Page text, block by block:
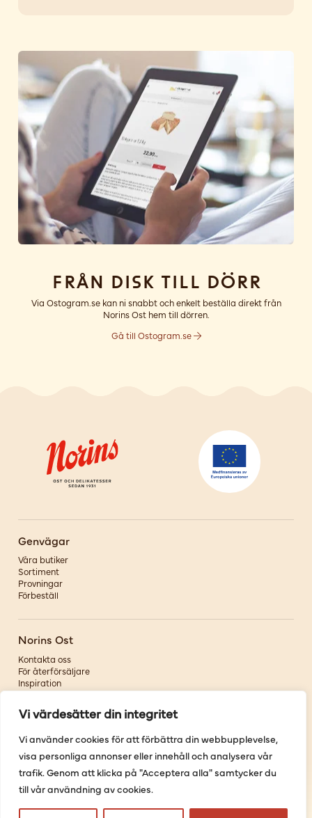
Vi värdesätter din integritet
Vi använder cookies för att förbättra din webbupplevelse,
visa personliga annonser eller innehåll och analysera vår
trafik. Genom att klicka på "Acceptera alla" samtycker du
till vår användning av cookies.
Från disk till dörr
Via Ostogram.se kan ni snabbt och enkelt beställa direkt från
Norins Ost hem till dörren.
Gå till Ostogram.se
Genvägar
Våra butiker
Sortiment
Provningar
Förbeställ
Norins Ost
Kontakta oss
För återförsäljare
Inspiration
Om oss
Följ oss
Facebook
Instagram
Youtube